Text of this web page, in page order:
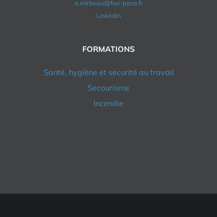
a.mirbeau@fssi-paca.fr
Linkedin
FORMATIONS
Santé, hygiène et sécurité au travail
Secourisme
Incendie